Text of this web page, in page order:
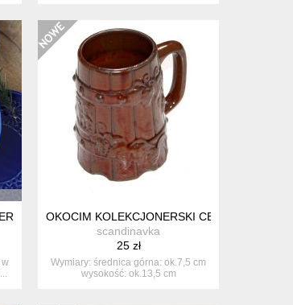
FLORA GDR
OKOCIM KOLEKCJONERSKI CERAMICZNY
scandinavka
25 zł
Wymiary: średnica górna: ok.7,5 cm
wysokość: ok.13,5 cm